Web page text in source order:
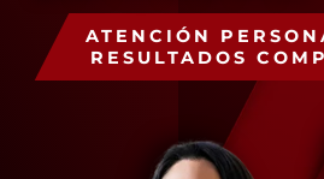
ATENCIÓN
RESULTADOS